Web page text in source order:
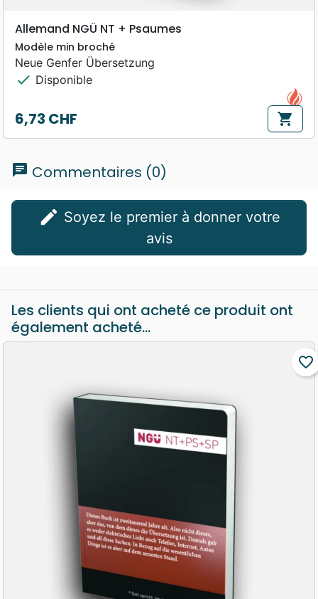
Allemand NGÜ NT + Psaumes
Modèle min broché
Neue Genfer Übersetzung
check Disponible
Prix
6,73 CHF shopping_cart
chat Commentaires (0)
edit
avis
Les clients qui ont acheté ce produit ont
également acheté...
favorite_border